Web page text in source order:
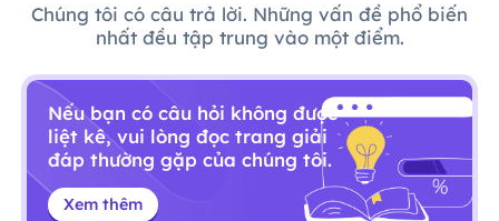
Chúng tôi có câu trả lời. Những vấn đề phổ biến
nhất đều tập trung vào một điểm.
Nếu bạn có câu hỏi không được
liệt kê, vui lòng đọc trang giải
đáp thường gặp của chúng tôi.
Xem thêm